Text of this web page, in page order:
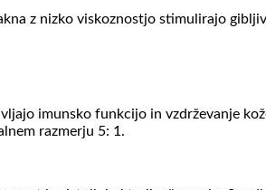
z nizko viskoznostjo stimulirajo
imunsko funkcijo in vzdrževanje
razmerju 5: 1.